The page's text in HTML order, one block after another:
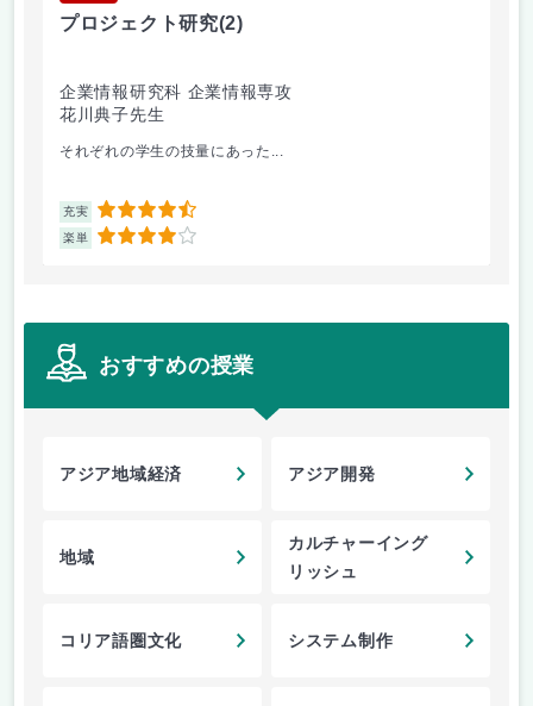
プロジェクト研究(2)
企業情報研究科 企業情報専攻
花川典子先生
それぞれの学生の技量にあった...
充実 4.5
楽単 4
おすすめの授業
アジア地域経済 アジア開発
地域
カルチャーイング
リッシュ
コリア語圏文化 システム制作